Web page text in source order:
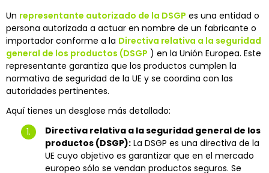
Un representante autorizado de la DSGP es una entidad o
persona autorizada a actuar en nombre de un fabricante o
importador conforme a la Directiva relativa a la seguridad
general de los productos (DSGP ) en la Unión Europea. Este
representante garantiza que los productos cumplen la
normativa de seguridad de la UE y se coordina con las
autoridades pertinentes.
Aquí tienes un desglose más detallado:
Directiva relativa a la seguridad general de los
productos (DSGP): La DSGP es una directiva de la
UE cuyo objetivo es garantizar que en el mercado
europeo sólo se vendan productos seguros. Se